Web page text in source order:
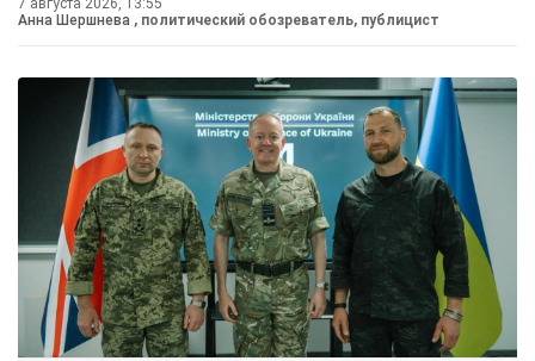
Анна Шершнева , политический обозреватель, публицист